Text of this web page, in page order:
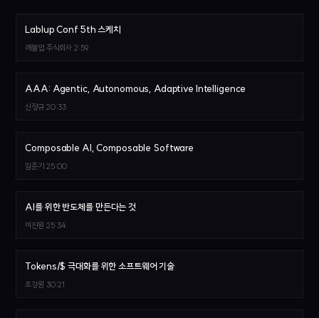
Lablup Conf 5th 스케치
래블업 주식회사 2:59
AAA: Agentic, Autonomous, Adaptive Intelligence
신정규 20:33
Composable AI, Composable Software
김준기 25:00
AI를 위한 반도체를 만든다는 것
이진원 25:34
Tokens/$ 극대화를 위한 소프트웨어 기술
조강원 30:21